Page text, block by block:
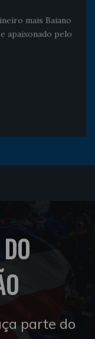
mais Baiano
apaixonado pelo
parte do